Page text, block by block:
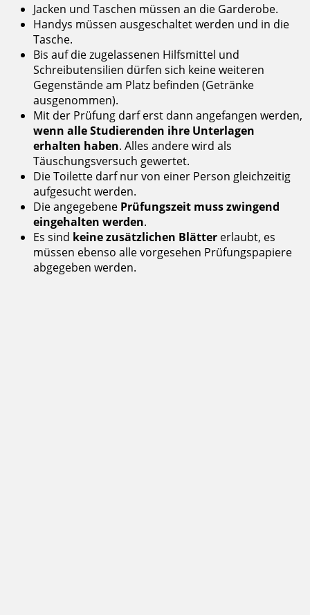
Jacken und Taschen müssen an die Garderobe.
Handys müssen ausgeschaltet werden und in die
Tasche.
Bis auf die zugelassenen Hilfsmittel und
Schreibutensilien dürfen sich keine weiteren
Gegenstände am Platz befinden (Getränke
ausgenommen).
Mit der Prüfung darf erst dann angefangen werden,
wenn alle Studierenden ihre Unterlagen
erhalten haben. Alles andere wird als
Täuschungsversuch gewertet.
Die Toilette darf nur von einer Person gleichzeitig
aufgesucht werden.
Die angegebene Prüfungszeit muss zwingend
eingehalten werden.
Es sind keine zusätzlichen Blätter erlaubt, es
müssen ebenso alle vorgesehen Prüfungspapiere
abgegeben werden.